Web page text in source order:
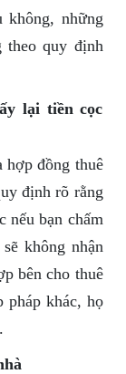
không, những
theo quy định
lại tiền cọc
hợp đồng thuê
định rõ rằng
nếu bạn chấm
không nhận
bên cho thuê
pháp khác, họ